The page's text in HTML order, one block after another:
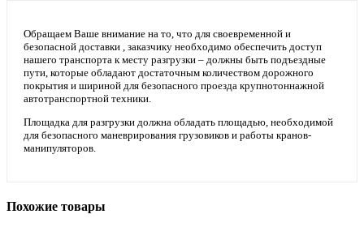
Обращаем Ваше внимание на то, что для своевременной и
безопасной доставки , заказчику необходимо обеспечить доступ
нашего транспорта к месту разгрузки – должны быть подъездные
пути, которые обладают достаточным количеством дорожного
покрытия и шириной для безопасного проезда крупнотоннажной
автотранспортной техники.
Площадка для разгрузки должна обладать площадью, необходимой
для безопасного маневрирования грузовиков и работы кранов-
манипуляторов.
Похожие товары